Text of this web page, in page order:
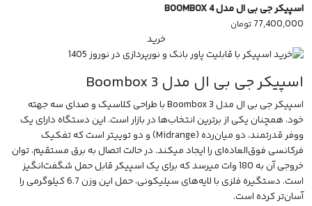
اسپیکر جی بی ال مدل BOOMBOX 4
77,400,000 تومان
خرید
اسپیکر جی بی ال مدل Boombox 3
اسپیکر جی بی ال مدل Boombox 3
با طراحی کلاسیک و صدای سه جهته
خود، همچنان یکی از برترین انتخاب‌ها در بازار است. این دستگاه دارای یک
ووفر قدرتمند، دو میان‌رده (Midrange) و دو توییتر است که تفکیک
فرکانسی فوق‌العاده‌ای را ایجاد میکند. در حالت اتصال به برق مستقیم، توان
خروجی آن به 180 وات میرسد که برای یک
اسپیکر قابل حملشگفت‌انگیز
است. دستگیره فلزی با لایه‌های سیلیکونی، حمل این وزن 6.7 کیلوگرمی را
آسان‌تر کرده است.